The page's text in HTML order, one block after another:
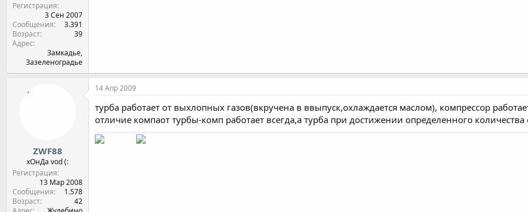
Регистрация
3 Сен 2007
Сообщения
3.391
Возраст
39
Адрес
Замкадье,
Зазеленоградье
ZWF88
хОнДа vod (:
Регистрация
13 Мар 2008
Сообщения
1.578
Возраст
42
14 Апр 2009
турба работает от выхлопных газов(вкручена в ввыпуск,охлаждается маслом), компрессор
отличие компаот турбы-комп работает всегда,а турба при достижении определенного